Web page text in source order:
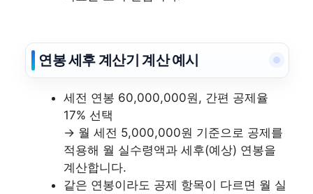
연봉 세후 계산기 계산 예시
세전 연봉 60,000,000원, 간편 공제율
17% 선택
→ 월 세전 5,000,000원 기준으로 공제를
적용해 월 실수령액과 세후(예상) 연봉을
계산합니다.
같은 연봉이라도 공제 항목이 다르면 월 실